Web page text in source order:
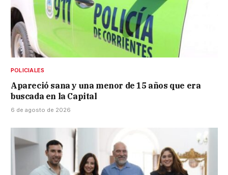
POLICIALES
Apareció sana y una menor de 15 años que era
buscada en la Capital
6 de agosto de 2026